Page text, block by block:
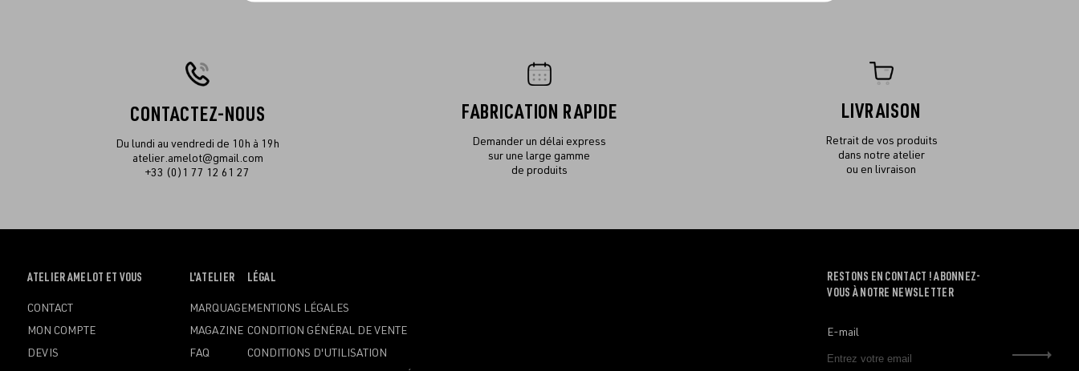
CONTACTEZ-NOUS
Du lundi au vendredi de 10h à 19h
atelier.amelot@gmail.com
+33 (0)1 77 12 61 27
FABRICATION RAPIDE
Demander un délai express
sur une large gamme
de produits
LIVRAISON
Retrait de vos produits
dans notre atelier
ou en livraison
OUVRIR
MENU
ATELIER AMELOT ET VOUS
CONTACT
MON COMPTE
DEVIS
OUVRIR
MENU
L'ATELIER
MARQUAGE
MAGAZINE
FAQ
OUVRIR
MENU
LÉGAL
MENTIONS LÉGALES
CONDITION GÉNÉRAL DE VENTE
CONDITIONS D'UTILISATION
RESTONS EN CONTACT ! ABONNEZ-
VOUS À NOTRE NEWSLETTER
E-mail